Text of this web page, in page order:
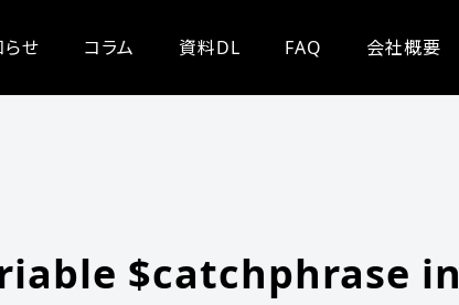
せ コラム 資料DL FAQ 会社概要
$catchphrase in